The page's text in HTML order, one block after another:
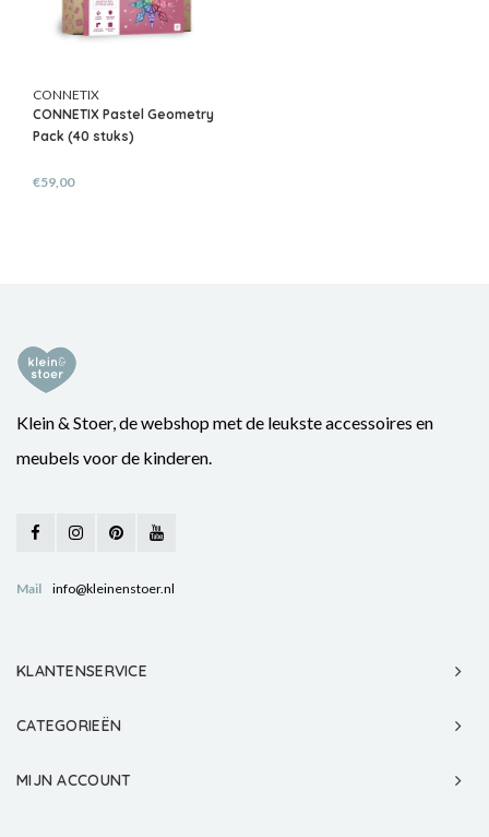
CONNETIX
CONNETIX Pastel Geometry
Pack (40 stuks)
€59,00
Klein & Stoer, de webshop met de leukste accessoires en
meubels voor de kinderen.
Mail info@kleinenstoer.nl
KLANTENSERVICE
CATEGORIEËN
MIJN ACCOUNT